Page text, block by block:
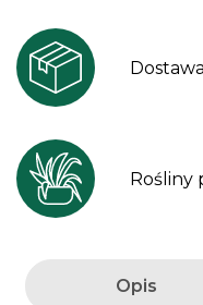
Rośliny
Opis